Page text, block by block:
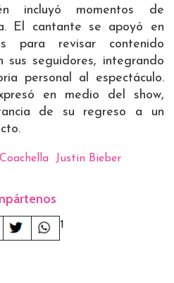
incluyó momentos de
El cantante se apoyó en
para revisar contenido
seguidores, integrando
personal al espectáculo.
en medio del show,
de su regreso a un
Coachella
Justin Bieber
1